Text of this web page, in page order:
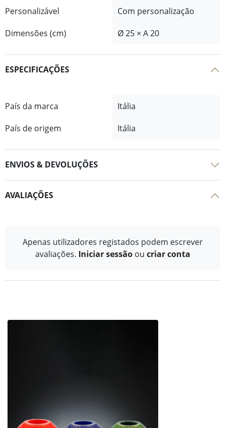
Personalizável
Com personalização
Dimensões (cm)
Ø 25 × A 20
ESPECIFICAÇÕES
País da marca
Itália
País de origem
Itália
ENVIOS & DEVOLUÇÕES
AVALIAÇÕES
Apenas utilizadores registados podem escrever
avaliações. Iniciar sessão ou criar conta